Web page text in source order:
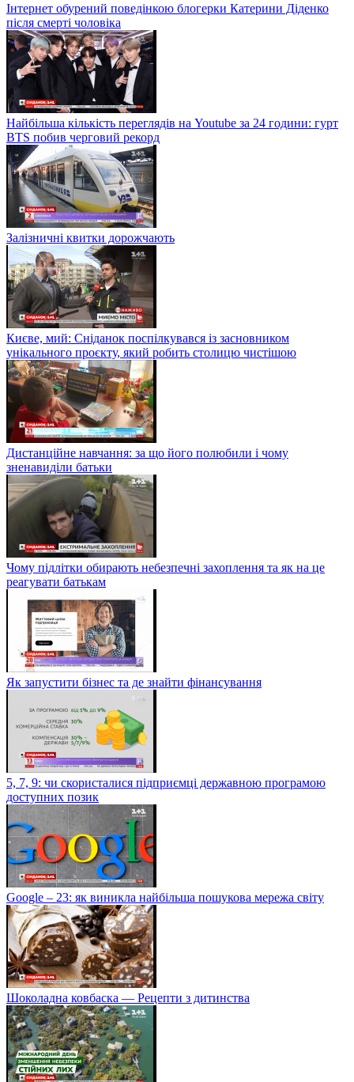
Інтернет обурений поведінкою блогерки Катерини Діденко
після смерті чоловіка
Найбільша кількість переглядів на Youtube за 24 години: гурт
BTS побив черговий рекорд
Залізничні квитки дорожчають
Києве, мий: Сніданок поспілкувався із засновником
унікального проєкту, який робить столицю чистішою
Дистанційне навчання: за що його полюбили і чому
зненавиділи батьки
Чому підлітки обирають небезпечні захоплення та як на це
реагувати батькам
Як запустити бізнес та де знайти фінансування
5, 7, 9: чи скористалися підприємці державною програмою
доступних позик
Google – 23: як виникла найбільша пошукова мережа світу
Шоколадна ковбаска — Рецепти з дитинства